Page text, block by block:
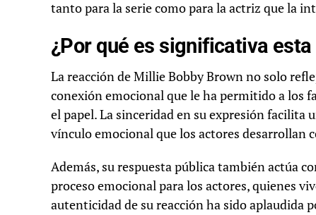
tanto para la serie como para la actriz que la
¿Por qué es significativa
La reacción de Millie Bobby Brown no solo
conexión emocional que le ha permitido a los
el papel. La sinceridad en su expresión facilita
vínculo emocional que los actores desarrollan
Además, su respuesta pública también actúa
proceso emocional para los actores, quienes
autenticidad de su reacción ha sido aplaudida